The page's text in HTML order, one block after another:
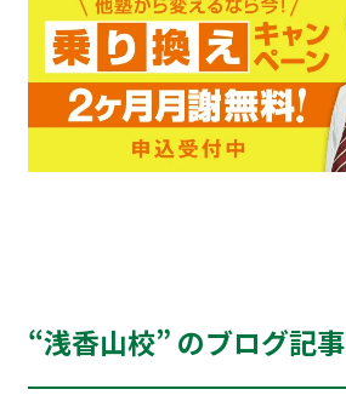
“浅香山校” のブログ記事